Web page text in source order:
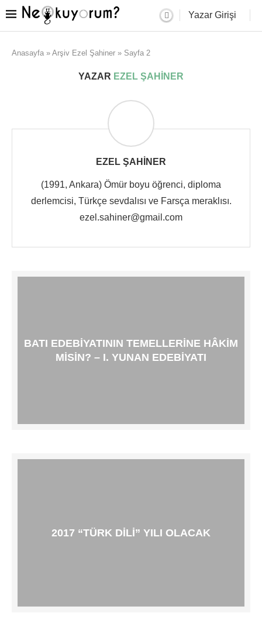
Yazar Girişi
Anasayfa » Arşiv Ezel Şahiner » Sayfa 2
YAZAR EZEL ŞAHINER
EZEL ŞAHINER
(1991, Ankara) Ömür boyu öğrenci, diploma
derlemcisi, Türkçe sevdalısı ve Farsça meraklısı.
ezel.sahiner@gmail.com
BATI EDEBIYATININ TEMELLERINE HÂKIM
MISIN? – I. YUNAN EDEBIYATI
2017 “TÜRK DILI” YILI OLACAK